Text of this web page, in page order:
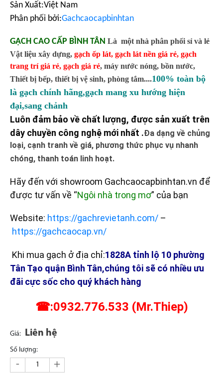
Sản Xuất:Việt Nam
Phân phối bởi:Gachcaocapbinhtan
GẠCH CAO CẤP BÌNH TÂN Là một nhà phân phối sỉ và lẻ
Vật liệu xây dựng, gạch ốp lát, gạch lát nền giá rẻ, gạch
trang trí giá rẻ, gạch giá rẻ, máy nước nóng, bồn nước,
Thiết bị bếp, thiết bị vệ sinh, phòng tắm....100% toàn bộ
là gạch chính hãng,gạch mang xu hướng hiện
đại,sang chảnh
Luôn đảm bảo về chất lượng, được sản xuất trên
dây chuyền công nghệ mới nhất .Đa dạng về chủng
loại, cạnh tranh về giá, phương thức phục vụ nhanh
chóng, thanh toán linh hoạt.
Hãy đến với showroom Gachcaocapbinhtan.vn để
được tư vấn về “Ngôi nhà trong mơ” của bạn
Website: https://gachrevietanh.com/ –
https://gachcaocap.vn/
Khi mua gạch ở địa chỉ:1828A tỉnh lộ 10 phường
Tân Tạo quận Bình Tân,chúng tôi sẽ có nhiều ưu
đãi cực sốc cho quý khách hàng
☎:0932.776.533 (Mr.Thiep)
Giá: Liên hệ
Số lượng:
- +